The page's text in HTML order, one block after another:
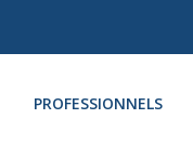
PROFESSIONNELS